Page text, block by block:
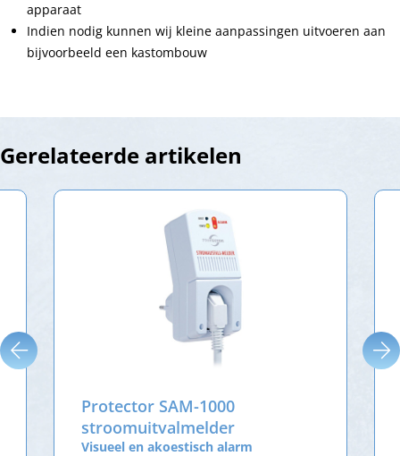
apparaat
Indien nodig kunnen wij kleine aanpassingen uitvoeren aan
bijvoorbeeld een kastombouw
Gerelateerde artikelen
Protector SAM-1000
stroomuitvalmelder
Visueel en akoestisch alarm